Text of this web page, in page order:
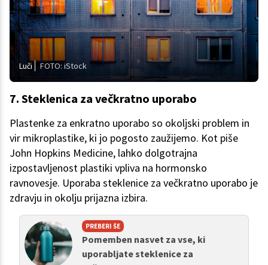
Luči FOTO: iStock
7. Steklenica za večkratno uporabo
Plastenke za enkratno uporabo so okoljski problem in
vir mikroplastike, ki jo pogosto zaužijemo. Kot piše
John Hopkins Medicine, lahko dolgotrajna
izpostavljenost plastiki vpliva na hormonsko
ravnovesje. Uporaba steklenice za večkratno uporabo je
zdravju in okolju prijazna izbira.
PREBERI ŠE
Pomemben nasvet za vse, ki
uporabljate steklenice za